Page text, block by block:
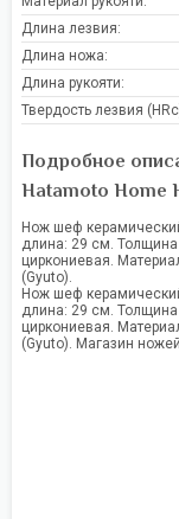
Длина лезвия:
Длина ножа:
Длина рукояти:
Твердость лезвия
Подробное
Hatamoto Home
Нож шеф
длина: 29 см.
циркониевая.
(Gyuto).
Нож шеф
длина: 29 см.
циркониевая.
(Gyuto). Магазин